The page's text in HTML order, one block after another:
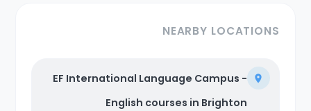
NEARBY LOCATIONS
EF International Language Campus -
English courses in Brighton